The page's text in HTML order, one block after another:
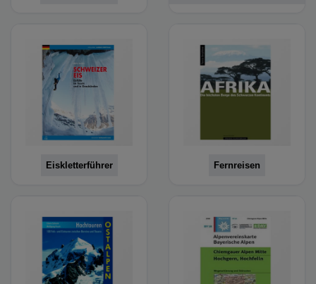
Eiskletterführer Fernreisen